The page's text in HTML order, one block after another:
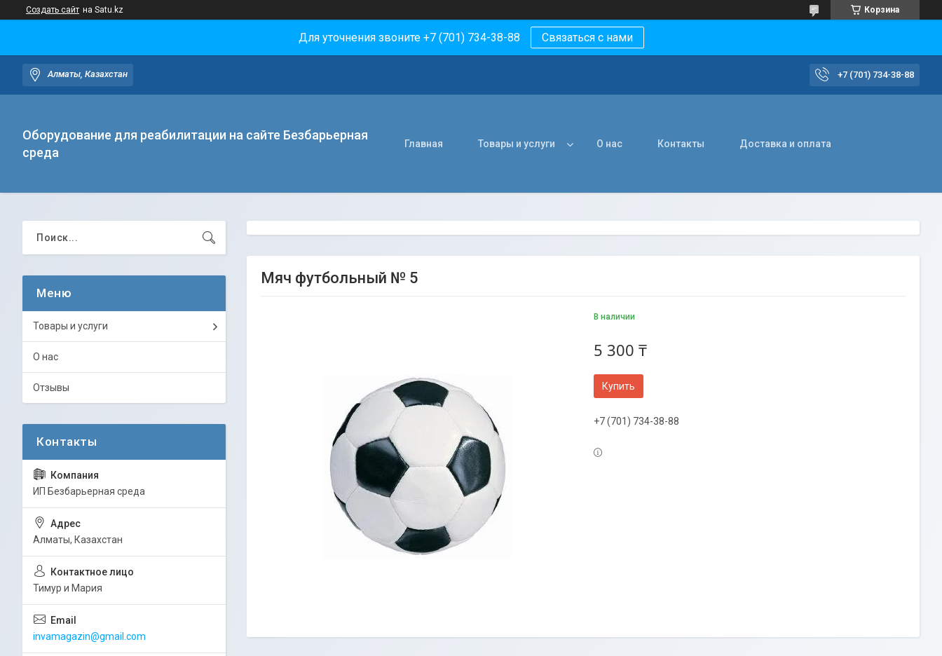
Создать сайт на Satu.kz Корзина
Для уточнения звоните +7 (701) 734-38-88 Связаться с нами
Алматы, Казахстан +7 (701) 734-38-88
Оборудование для реабилитации на сайте Безбарьерная
среда
Главная Товары и услуги О нас Контакты Доставка и оплата
Мяч футбольный № 5
В наличии
5 300 ₸
Купить
+7 (701) 734-38-88
Товары и услуги
О нас
Отзывы
ИП Безбарьерная среда
Алматы, Казахстан
Тимур и Мария
invamagazin@gmail.com